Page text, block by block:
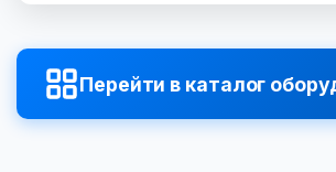
Перейти в каталог